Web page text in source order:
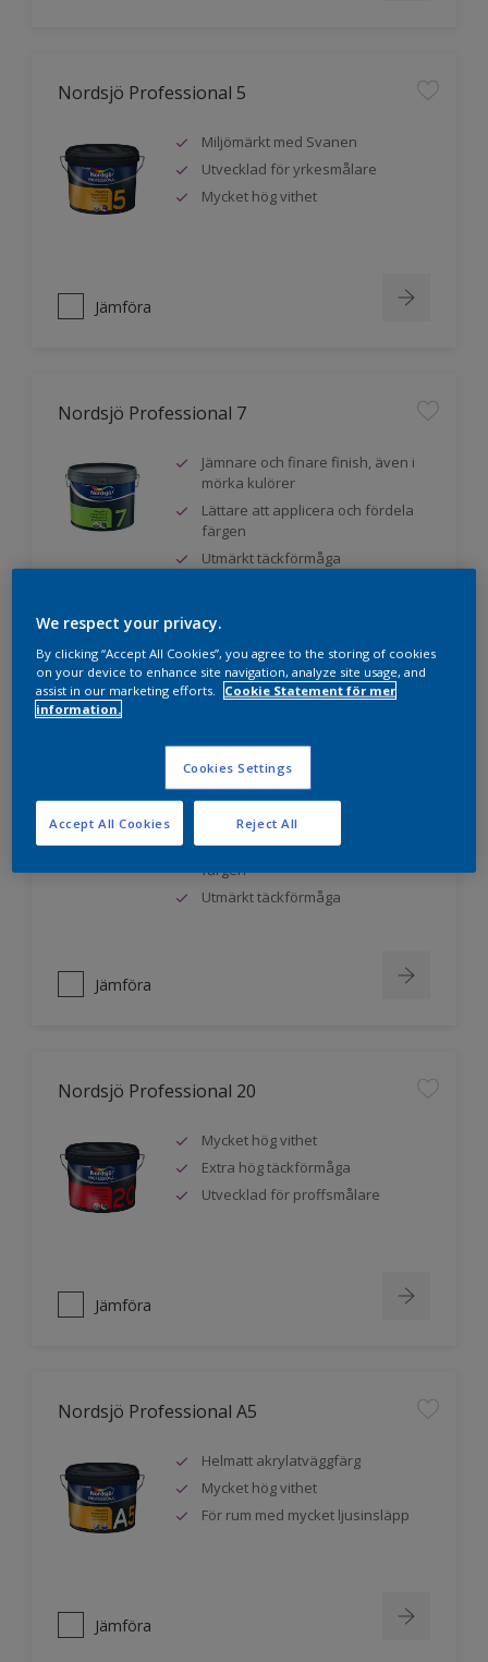
Nordsjö Professional 5
Miljömärkt med Svanen
Utvecklad för yrkesmålare
Mycket hög vithet
Jämföra
Nordsjö Professional 7
Jämnare och finare finish, även i
mörka kulörer
Lättare att applicera och fördela
färgen
Utmärkt täckförmåga
Jämföra
Nordsjö Professional 10
Jämnare och finare finish, även i
mörka kulörer
Lättare att applicera och fördela
färgen
Utmärkt täckförmåga
Jämföra
Nordsjö Professional 20
Mycket hög vithet
Extra hög täckförmåga
Utvecklad för proffsmålare
Jämföra
Nordsjö Professional A5
Helmatt akrylatväggfärg
Mycket hög vithet
För rum med mycket ljusinsläpp
Jämföra
We respect your privacy.
By clicking “Accept All Cookies”, you agree to the storing of cookies
on your device to enhance site navigation, analyze site usage, and
assist in our marketing efforts.
Cookie Statement för mer
information.
Cookies Settings
Reject All
Accept All Cookies